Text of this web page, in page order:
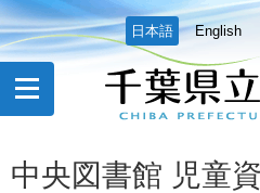
日本語 English
中央図書館 児童